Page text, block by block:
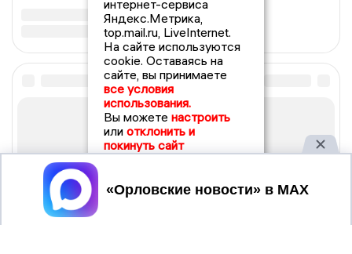
интернет-сервиса
Яндекс.Метрика,
top.mail.ru, LiveInternet.
На сайте используются
cookie. Оставаясь на
сайте, вы принимаете
все условия
использования.
Вы можете настроить
или отклонить и
покинуть сайт
Принять